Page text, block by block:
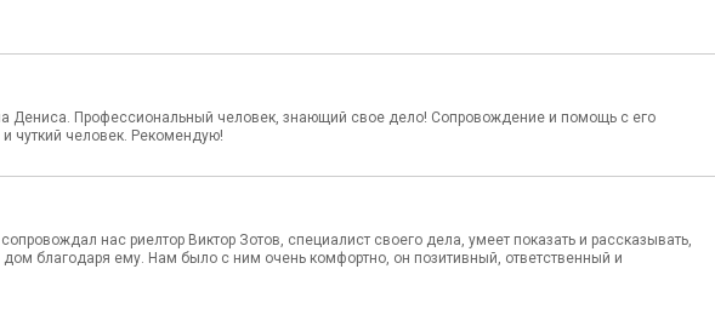
Дениса. Профессиональный человек, знающий свое дело! Сопровождение и помощь с его
чуткий человек. Рекомендую!
нас риелтор Виктор Зотов, специалист своего дела, умеет показать и рассказывать,
благодаря ему. Нам было с ним очень комфортно, он позитивный, ответственный и